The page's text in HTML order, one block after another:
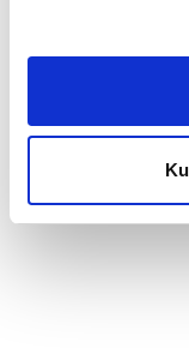
forskellige
Hent